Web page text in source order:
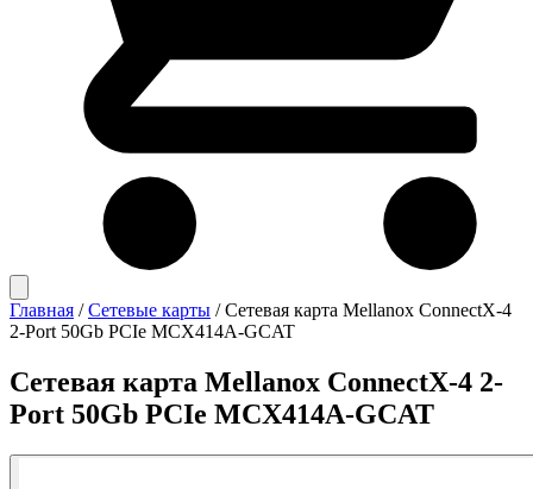
Главная / Сетевые карты / Сетевая карта Mellanox ConnectX-4
2-Port 50Gb PCIe MCX414A-GCAT
Сетевая карта Mellanox ConnectX-4 2-
Port 50Gb PCIe MCX414A-GCAT